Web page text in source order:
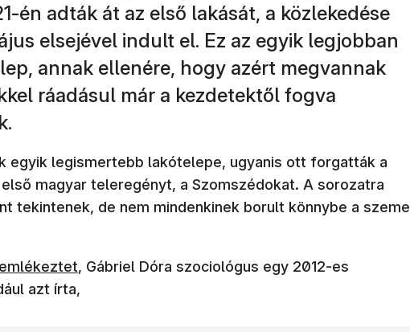
én adták át az első lakását, a közlekedése
elsejével indult el. Ez az egyik legjobban
annak ellenére, hogy azért megvannak
ráadásul már a kezdetektől fogva
egyik legismertebb lakótelepe, ugyanis ott forgatták a
magyar teleregényt, a Szomszédokat. A sorozatra
tekintenek, de nem mindenkinek borult könnybe a szeme
meg) , Gábriel Dóra szociológus egy 2012-es
azt írta,